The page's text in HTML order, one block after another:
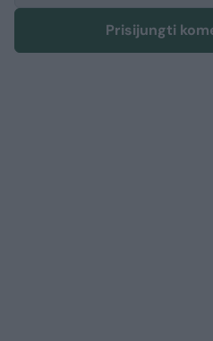
Prisijungti